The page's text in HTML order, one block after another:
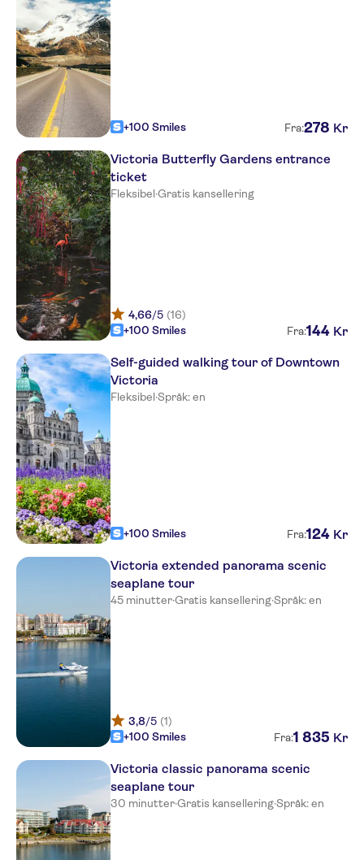
+100 Smiles Fra:278 Kr
Victoria Butterfly Gardens entrance
ticket
Fleksibel·Gratis kansellering
4,66/5 (16)
+100 Smiles
Fra:144 Kr
Self-guided walking tour of Downtown
Victoria
Fleksibel·Språk: en
+100 Smiles Fra:124 Kr
Victoria extended panorama scenic
seaplane tour
45 minutter·Gratis kansellering·Språk: en
3,8/5 (1)
+100 Smiles
Fra:1 835 Kr
Victoria classic panorama scenic
seaplane tour
30 minutter·Gratis kansellering·Språk: en